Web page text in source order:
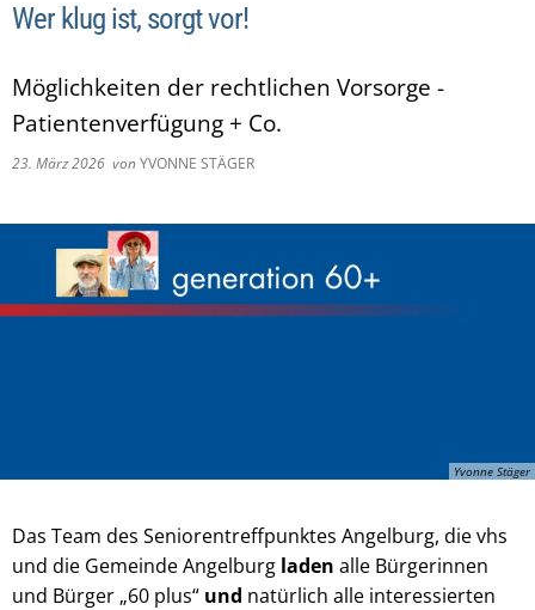
Wer klug ist, sorgt vor!
Möglichkeiten der rechtlichen Vorsorge -
Patientenverfügung + Co.
23. März 2026 vonYVONNE STÄGER
Yvonne Stäger
Das Team des Seniorentreffpunktes Angelburg, die vhs
und die Gemeinde Angelburg laden alle Bürgerinnen
und Bürger „60 plus“ und natürlich alle interessierten